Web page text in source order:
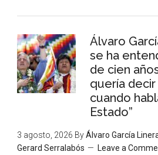
Álvaro
se ha
de cien
quería decir
cuando
Estado”
3 agosto, 2026 ByÁlvaro García
Gerard Serralabós
Leave a